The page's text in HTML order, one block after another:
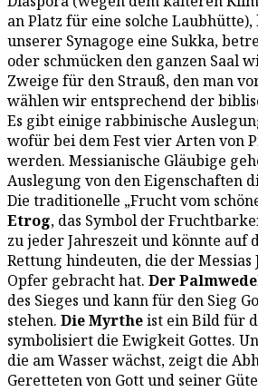
an Platz für eine solche
unserer Synagoge eine Sukka,
oder schmücken den ganzen Saal
Zweige für den Strauß, den man
wählen wir entsprechend der
Es gibt einige rabbinische
wofür bei dem Fest vier Arten von
werden. Messianische Gläubige
Auslegung von den Eigenschaften
Die traditionelle „Frucht vom
Etrog, das Symbol der
zu jeder Jahreszeit und könnte auf
Rettung hindeuten, die der Messias
Opfer gebracht hat. Der
des Sieges und kann für den Sieg
stehen. Die Myrtheist ein Bild für
symbolisiert die Ewigkeit Gottes.
die am Wasser wächst, zeigt die
Geretteten von Gott und seiner